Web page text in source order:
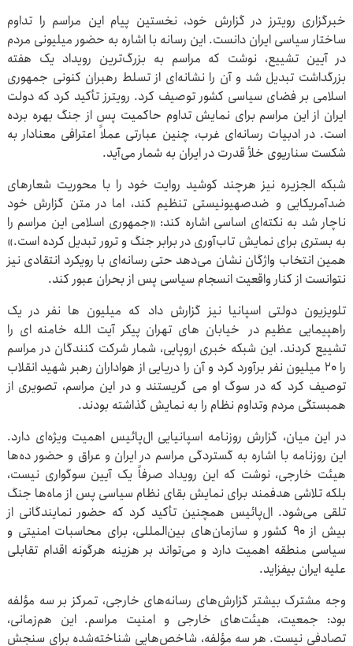
خبرگزاری رویترز در گزارش خود، نخستین پیام این مراسم را تداوم
ساختار سیاسی ایران دانست. این رسانه با اشاره به حضور میلیونی مردم
در آیین تشییع، نوشت که مراسم به بزرگ‌ترین رویداد یک هفته
بزرگداشت تبدیل شد و آن را نشانه‌ای از تسلط رهبران کنونی جمهوری
اسلامی بر فضای سیاسی کشور توصیف کرد. رویترز تأکید کرد که دولت
ایران از این مراسم برای نمایش تداوم حاکمیت پس از جنگ بهره برده
است. در ادبیات رسانه‌ای غرب، چنین عبارتی عملاً اعترافی معنادار به
شکست سناریوی خلأ قدرت در ایران به شمار می‌آید.
شبکه الجزیره نیز هرچند کوشید روایت خود را با محوریت شعارهای
ضدآمریکایی و ضدصهیونیستی تنظیم کند، اما در متن گزارش خود
ناچار شد به نکته‌ای اساسی اشاره کند: «جمهوری اسلامی این مراسم را
به بستری برای نمایش تاب‌آوری در برابر جنگ و ترور تبدیل کرده است.»
همین انتخاب واژگان نشان می‌دهد حتی رسانه‌ای با رویکرد انتقادی نیز
نتوانست از کنار واقعیت انسجام سیاسی پس از بحران عبور کند.
تلویزیون دولتی اسپانیا نیز گزارش داد که میلیون ها نفر در یک
راهپیمایی عظیم در خیابان های تهران پیکر آیت الله خامنه ای را
تشییع کردند. این شبکه خبری اروپایی، شمار شرکت کنندگان در مراسم
را ۲۰ میلیون نفر برآورد کرد و آن را دریایی از هواداران رهبر شهید انقلاب
توصیف کرد که در سوگ او می گریستند و در این مراسم، تصویری از
همبستگی مردم وتداوم نظام را به نمایش گذاشته بودند.
در این میان، گزارش روزنامه اسپانیایی ال‌پائیس اهمیت ویژه‌ای دارد.
این روزنامه با اشاره به گستردگی مراسم در ایران و عراق و حضور ده‌ها
هیئت خارجی، نوشت که این رویداد صرفاً یک آیین سوگواری نیست،
بلکه تلاشی هدفمند برای نمایش بقای نظام سیاسی پس از ماه‌ها جنگ
تلقی می‌شود. ال‌پائیس همچنین تأکید کرد که حضور نمایندگانی از
بیش از ۹۰ کشور و سازمان‌های بین‌المللی، برای محاسبات امنیتی و
سیاسی منطقه اهمیت دارد و می‌تواند بر هزینه هرگونه اقدام تقابلی
علیه ایران بیفزاید.
وجه مشترک بیشتر گزارش‌های رسانه‌های خارجی، تمرکز بر سه مؤلفه
بود: جمعیت، هیئت‌های خارجی و امنیت مراسم. این هم‌زمانی،
تصادفی نیست. هر سه مؤلفه، شاخص‌هایی شناخته‌شده برای سنجش